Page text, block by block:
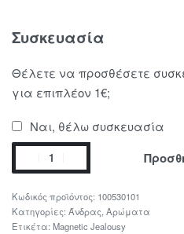
Συσκευασία
Θέλετε να προσθέσετε
για επιπλέον 1€;
Ναι, θέλω συσκευασία
100530101
Κατηγορίες: Άνδρας Αρώματα
Ετικέτα: Magnetic Jealousy